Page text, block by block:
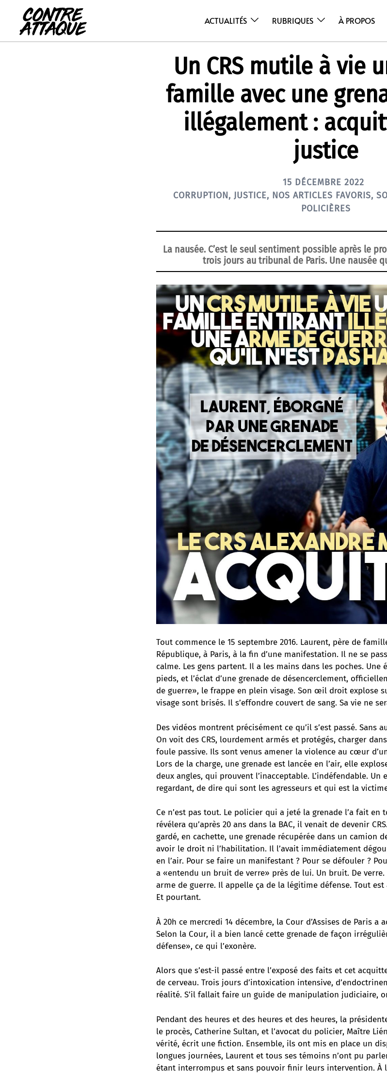
contenu
ACTUALITÉS RUBRIQUES À PROPOS
Un CRS mutile à vie
famille avec une
illégalement :
justice
15 DÉCEMBRE 2022
CORRUPTION, JUSTICE, NOS ARTICLES FAVORIS,
POLICIÈRES
La nausée. C’est le seul sentiment possible après le
trois jours au tribunal de Paris. Une nausée
Tout commence le 15 septembre 2016. Laurent, père de
République, à Paris, à la fin d’une manifestation. Il ne se
calme. Les gens partent. Il a les mains dans les poches. Une
pieds, et l’éclat d’une grenade de désencerclement,
de guerre», le frappe en plein visage. Son œil droit explose
visage sont brisés. Il s’effondre couvert de sang. Sa vie ne
Des vidéos montrent précisément ce qu’il s’est passé. Sans
On voit des CRS, lourdement armés et protégés, charger
foule passive. Ils sont venus amener la violence au cœur
Lors de la charge, une grenade est lancée en l’air, elle
deux angles, qui prouvent l’inacceptable. L’indéfendable.
regardant, de dire qui sont les agresseurs et qui est la
Ce n’est pas tout. Le policier qui a jeté la grenade l’a fait en
révélera qu’après 20 ans dans la BAC, il venait de devenir
gardé, en cachette, une grenade récupérée dans un camion
avoir le droit ni l’habilitation. Il l’avait immédiatement
en l’air. Pour se faire un manifestant ? Pour se défouler ?
a «entendu un bruit de verre» près de lui. Un bruit. De verre.
arme de guerre. Il appelle ça de la légitime défense. Tout
Et pourtant.
À 20h ce mercredi 14 décembre, la Cour d’Assises de Paris a
Selon la Cour, il a bien lancé cette grenade de façon
défense», ce qui l’exonère.
Alors que s’est-il passé entre l’exposé des faits et cet
de cerveau. Trois jours d’intoxication intensive,
réalité. S’il fallait faire un guide de manipulation judiciaire,
Pendant des heures et des heures et des heures, la
le procès, Catherine Sultan, et l’avocat du policier, Maître
vérité, écrit une fiction. Ensemble, ils ont mis en place un
longues journées, Laurent et tous ses témoins n’ont pu
étant interrompus et sans pouvoir finir leurs intervention. À